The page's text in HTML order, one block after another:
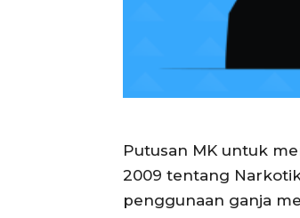
Putusan MK untuk
2009 tentang
penggunaan ganja